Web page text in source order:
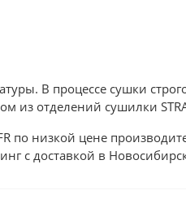
В процессе сушки
из отделений сушилки
по низкой цене
с доставкой в